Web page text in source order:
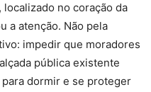
no coração da
a atenção. Não pela
impedir que moradores
pública existente
dormir e se proteger